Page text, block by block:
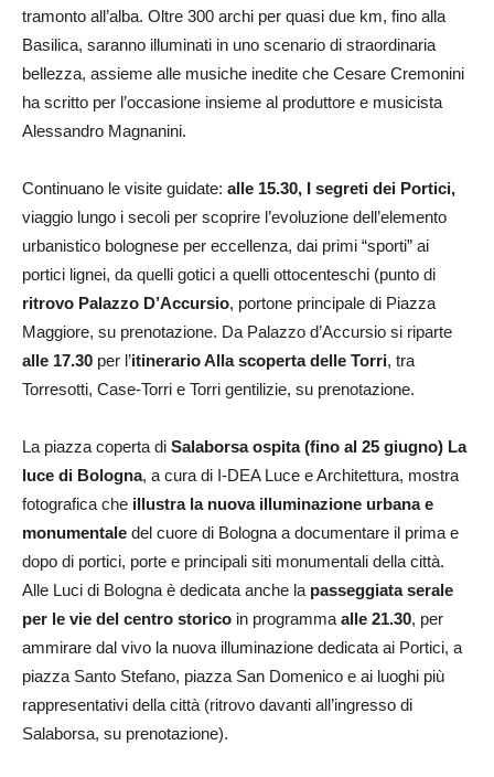
tramonto all’alba. Oltre 300 archi per quasi due km, fino alla
Basilica, saranno illuminati in uno scenario di straordinaria
bellezza, assieme alle musiche inedite che Cesare Cremonini
ha scritto per l’occasione insieme al produttore e musicista
Alessandro Magnanini.
Continuano le visite guidate: alle 15.30, I segreti dei Portici,
viaggio lungo i secoli per scoprire l’evoluzione dell’elemento
urbanistico bolognese per eccellenza, dai primi “sporti” ai
portici lignei, da quelli gotici a quelli ottocenteschi (punto di
ritrovo Palazzo D’Accursio, portone principale di Piazza
Maggiore, su prenotazione. Da Palazzo d’Accursio si riparte
alle 17.30 per l’itinerario Alla scoperta delle Torri, tra
Torresotti, Case-Torri e Torri gentilizie, su prenotazione.
La piazza coperta di Salaborsa ospita (fino al 25 giugno) La
luce di Bologna, a cura di I-DEA Luce e Architettura, mostra
fotografica che illustra la nuova illuminazione urbana e
monumentale del cuore di Bologna a documentare il prima e
dopo di portici, porte e principali siti monumentali della città.
Alle Luci di Bologna è dedicata anche la passeggiata serale
per le vie del centro storico in programma alle 21.30, per
ammirare dal vivo la nuova illuminazione dedicata ai Portici, a
piazza Santo Stefano, piazza San Domenico e ai luoghi più
rappresentativi della città (ritrovo davanti all’ingresso di
Salaborsa, su prenotazione).